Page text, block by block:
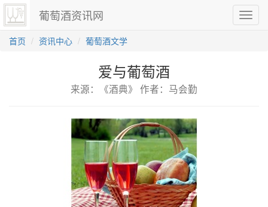
切
换
葡萄酒资讯网
首页 资讯中心 葡萄酒文学
爱与葡萄酒
来源：《酒典》 作者：马会勤